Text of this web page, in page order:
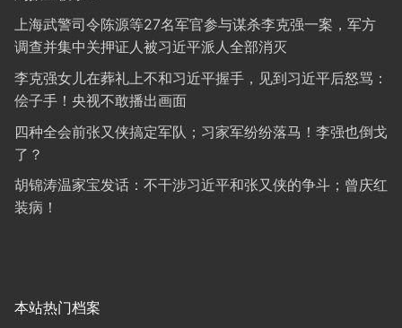
上海武警司令陈源等27名军官参与谋杀李克强一案，军方
调查并集中关押证人被习近平派人全部消灭
李克强女儿在葬礼上不和习近平握手，见到习近平后怒骂：
侩子手！央视不敢播出画面
四种全会前张又侠搞定军队；习家军纷纷落马！李强也倒戈
了？
胡锦涛温家宝发话：不干涉习近平和张又侠的争斗；曾庆红
装病！
本站热门档案